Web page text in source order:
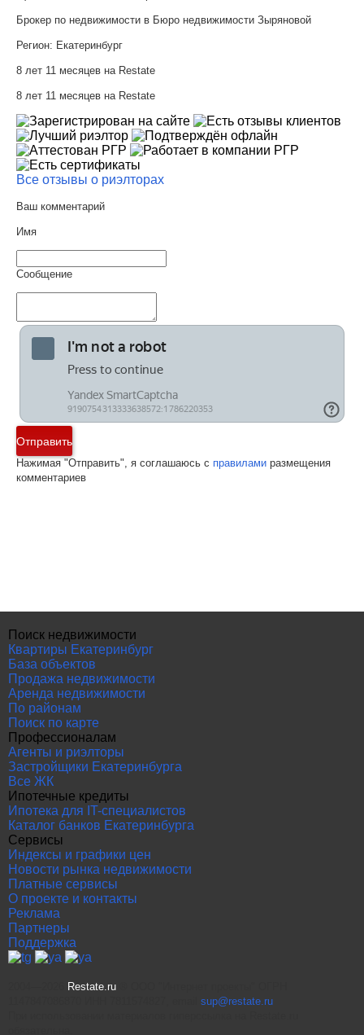
Брокер по недвижимости в Бюро недвижимости Зыряновой
Регион: Екатеринбург
8 лет 11 месяцев на Restate
8 лет 11 месяцев на Restate
Все отзывы о риэлторах
Ваш комментарий
Имя
Сообщение
Отправить
Нажимая "Отправить", я соглашаюсь с правилами размещения
комментариев
Поиск недвижимости
Квартиры Екатеринбург
База объектов
Продажа недвижимости
Аренда недвижимости
По районам
Поиск по карте
Профессионалам
Агенты и риэлторы
Застройщики Екатеринбурга
Все ЖК
Ипотечные кредиты
Ипотека для IT-специалистов
Каталог банков Екатеринбурга
Сервисы
Индексы и графики цен
Новости рынка недвижимости
Платные сервисы
О проекте и контакты
Реклама
Партнеры
Поддержка
Restate.ru
sup@restate.ru